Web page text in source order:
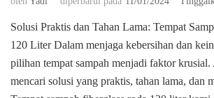
Solusi Praktis dan Tahan Lama: Tempat
120 Liter Dalam menjaga kebersihan dan
pilihan tempat sampah menjadi faktor
mencari solusi yang praktis, tahan lama, dan